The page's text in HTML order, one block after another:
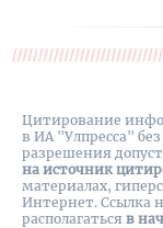
Цитирование
в ИА "Улпресса"
разрешения
на источник
материалах,
Интернет. Ссылка
располагаться в